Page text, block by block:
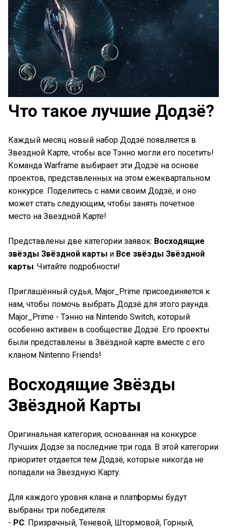
Что такое лучшие Додзё?
Каждый месяц новый набор Додзё появляется в
Звездной Карте, чтобы все Тэнно могли его посетить!
Команда Warframe выбирает эти Додзё на основе
проектов, представленных на этом ежеквартальном
конкурсе. Поделитесь с нами своим Додзё, и оно
может стать следующим, чтобы занять почетное
место на Звездной Карте!
Представлены две категории заявок: Восходящие
звёзды Звёздной карты и Все звёзды Звёздной
карты. Читайте подробности!
Приглашённый судья, Major_Prime присоединяется к
нам, чтобы помочь выбрать Додзё для этого раунда.
Major_Prime - Тэнно на Nintendo Switch, который
особенно активен в сообществе Додзё. Его проекты
были представлены в Звёздной карте вместе с его
кланом Nintenno Friends!
Восходящие Звёзды
Звёздной Карты
Оригинальная категория, основанная на конкурсе
Лучших Додзё за последние три года. В этой категории
приоритет отдается тем Додзё, которые никогда не
попадали на Звездную Карту.
Для каждого уровня клана и платформы будут
выбраны три победителя:
- PC: Призрачный, Теневой, Штормовой, Горный,